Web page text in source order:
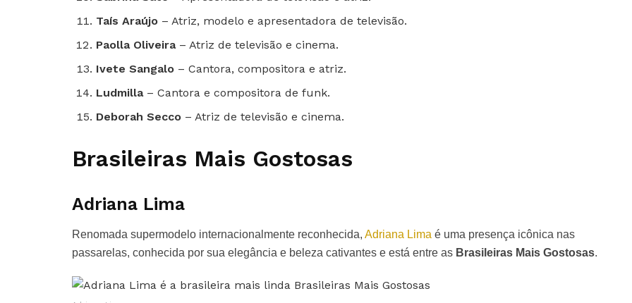
Taís Araújo – Atriz, modelo e apresentadora de televisão.
Paolla Oliveira– Atriz de televisão e cinema.
Ivete Sangalo – Cantora, compositora e atriz.
Ludmilla– Cantora e compositora de funk.
Deborah Secco – Atriz de televisão e cinema.
Brasileiras Mais Gostosas
Adriana Lima
Renomada supermodelo internacionalmente reconhecida, Adriana Lima é uma presença icônica nas
passarelas, conhecida por sua elegância e beleza cativantes e está entre as Brasileiras Mais Gostosas.